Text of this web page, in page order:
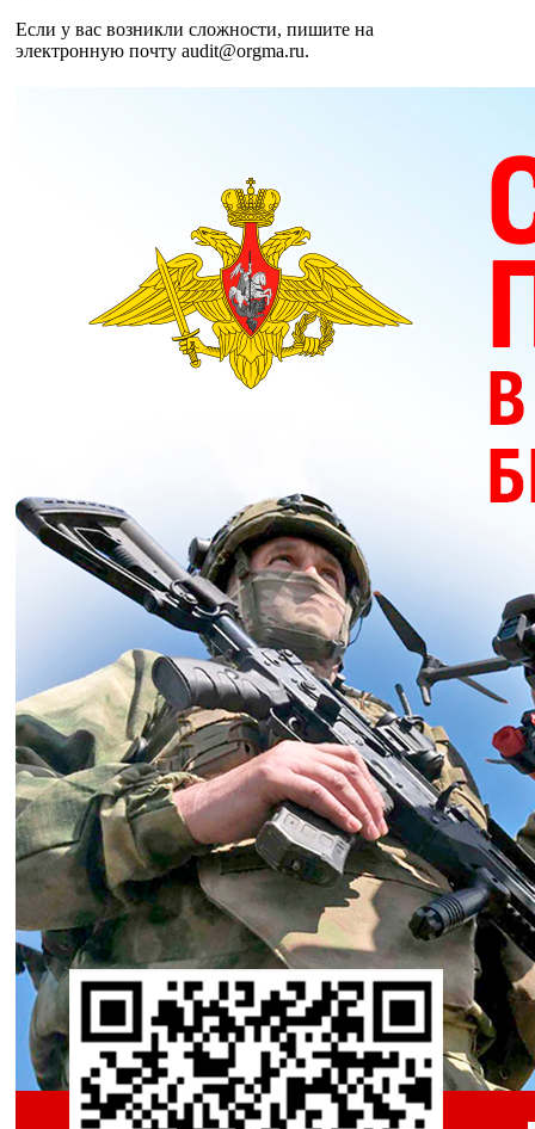
Если у вас возникли сложности, пишите на
электронную почту audit@orgma.ru.